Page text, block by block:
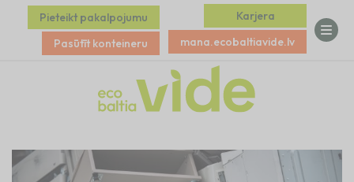
Pieteikt pakalpojumu
Pasūtīt konteineru
Karjera
mana.ecobaltiavide.lv